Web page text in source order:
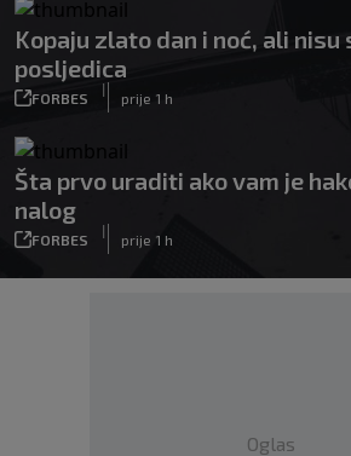
Kopaju zlato dan i noć, ali
posljedica
FORBES
|
prije 1 h
Šta prvo uraditi ako vam je
nalog
FORBES
|
prije 1 h
Oglas